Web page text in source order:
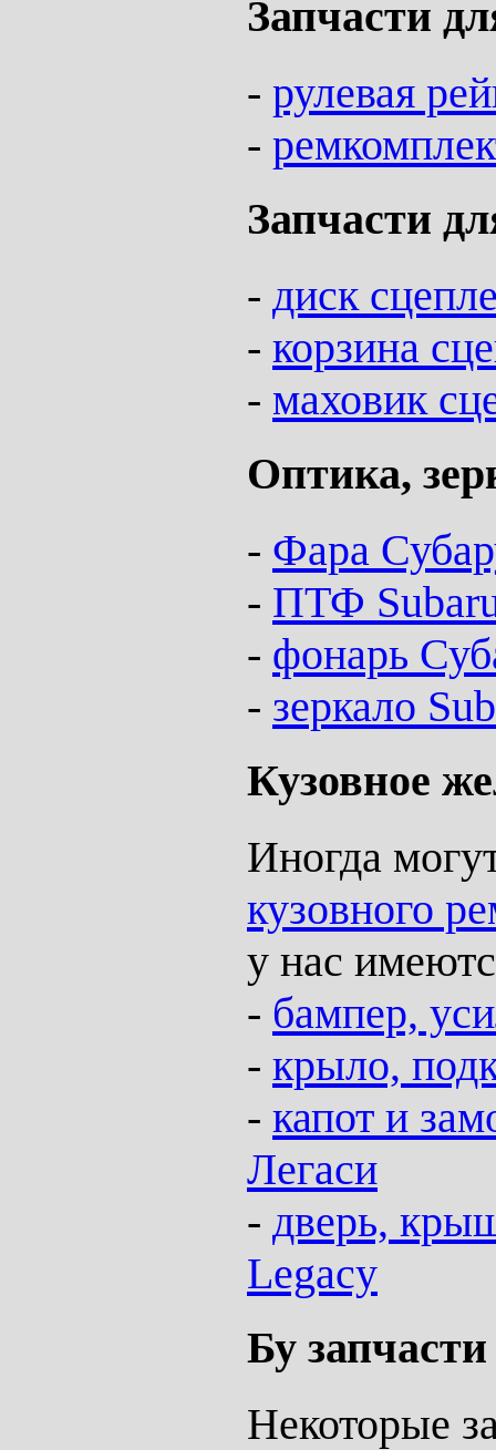
Запчасти
- рулевая
-
Запчасти
- диск
- корзина
- маховик
Оптика,
- Фара
- ПТФ
- фонарь
- зеркало
Кузовное
Иногда
кузовного
у нас
- бампер,
- крыло,
- капот и
Легаси
- дверь,
Legacy
Бу
Некоторые